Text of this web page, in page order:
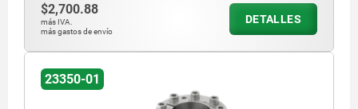
$2,700.88
más IVA.
más gastos de envío
DETALLES
23350-01